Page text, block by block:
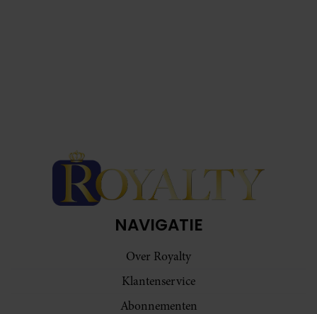
NAVIGATIE
Over Royalty
Klantenservice
Abonnementen